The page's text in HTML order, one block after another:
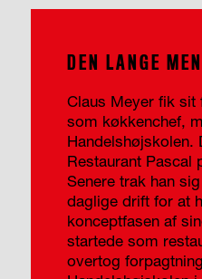
DEN LANGE
Claus Meyer fik sit
som køkkenchef,
Handelshøjskolen.
Restaurant Pascal
Senere trak han
daglige drift for at
konceptfasen af
startede som
overtog